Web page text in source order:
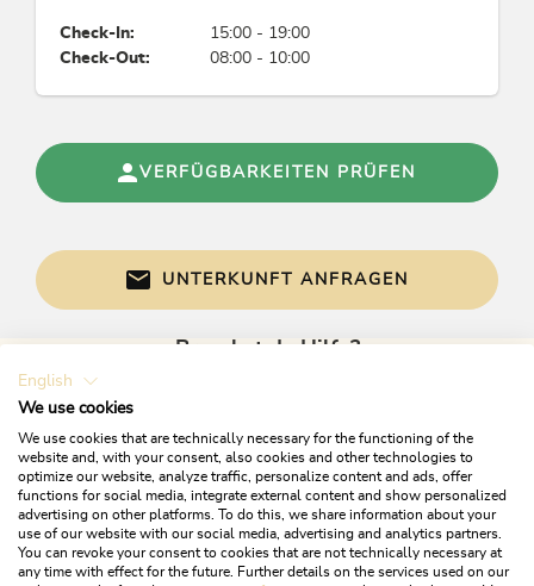
Check-In:
15:00 - 19:00
Check-Out:
08:00 - 10:00
VERFÜGBARKEITEN PRÜFEN
UNTERKUNFT ANFRAGEN
Brauchst du Hilfe?
English
We use cookies
We use cookies that are technically necessary for the functioning of the
website and, with your consent, also cookies and other technologies to
optimize our website, analyze traffic, personalize content and ads, offer
functions for social media, integrate external content and show personalized
advertising on other platforms. To do this, we share information about your
use of our website with our social media, advertising and analytics partners.
You can revoke your consent to cookies that are not technically necessary at
any time with effect for the future. Further details on the services used on our